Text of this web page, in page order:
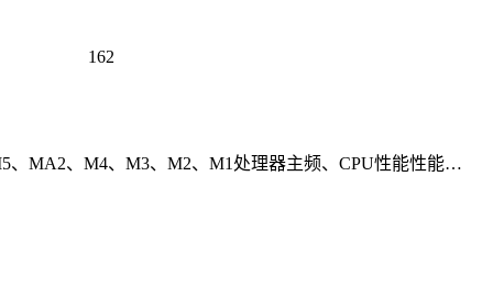
162
、MA2、M4、M3、M2、M1处理器主频、CPU性能性能…